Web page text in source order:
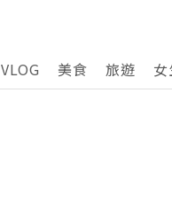
VLOG 美食 旅遊